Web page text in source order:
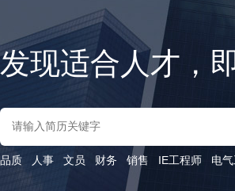
发现适合人才，
品质 人事 文员 财务 销售 IE工程师 电